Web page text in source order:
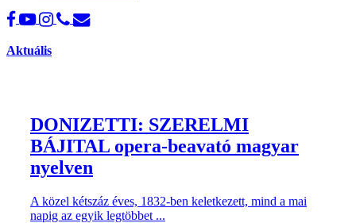
Aktuális
DONIZETTI: SZERELMI
BÁJITAL opera-beavató magyar
nyelven
A közel kétszáz éves, 1832-ben keletkezett, mind a mai
napig az egyik legtöbbet ...